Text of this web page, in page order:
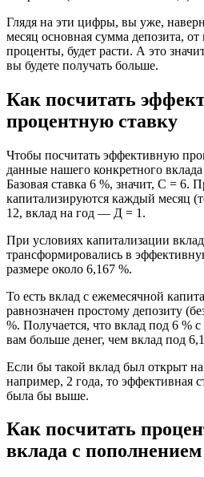
Глядя на эти цифры, вы уже,
месяц основная сумма депозита,
проценты, будет расти. А это
вы будете получать больше.
Как посчитать
процентную ставку
Чтобы посчитать эффективную
данные нашего конкретного
Базовая ставка 6 %, значит, С = 6.
капитализируются каждый месяц
12, вклад на год — Д = 1.
При условиях капитализации
трансформировались в
размере около 6,167 %.
То есть вклад с ежемесячной
равнозначен простому депозиту
%. Получается, что вклад под 6 %
вам больше денег, чем вклад под
Если бы такой вклад был открыт
например, 2 года, то эффективная
была бы выше.
Как посчитать
вклада с пополнением